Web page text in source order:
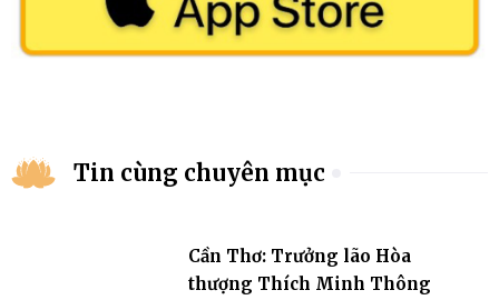
Tin cùng chuyên mục
Cần Thơ: Trưởng lão Hòa
thượng Thích Minh Thông